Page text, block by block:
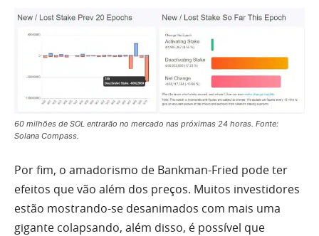
60 milhões de SOL entrarão no mercado nas próximas 24 horas. Fonte:
Solana Compass.
Por fim, o amadorismo de Bankman-Fried pode ter
efeitos que vão além dos preços. Muitos investidores
estão mostrando-se desanimados com mais uma
gigante colapsando, além disso, é possível que